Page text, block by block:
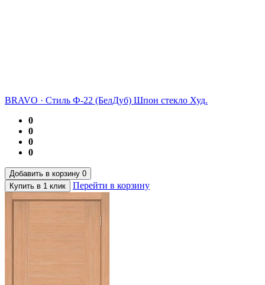
BRAVO · Стиль Ф-22 (БелДуб) Шпон стекло Худ.
0
0
0
0
Добавить в корзину 0
Купить в 1 клик
Перейти в корзину